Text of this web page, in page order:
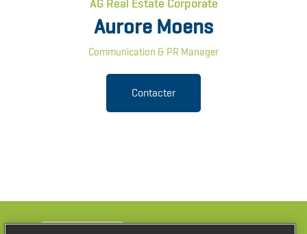
AG Real Estate Corporate
Aurore Moens
Communication & PR Manager
Contacter